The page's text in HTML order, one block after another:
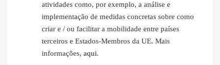
atividades como, por exemplo, a análise e
implementação de medidas concretas sobre como
criar e / ou facilitar a mobilidade entre países
terceiros e Estados-Membros da UE. Mais
informações, aqui.